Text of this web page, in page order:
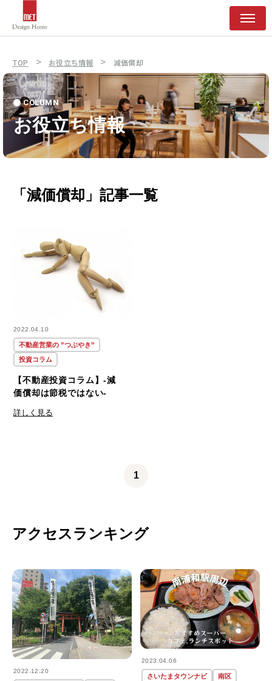
TOP > お役立ち情報 > 減価償却
COLUMN
お役立ち情報
「減価償却」記事一覧
2022.04.10
不動産営業の ”つぶやき”
投資コラム
【不動産投資コラム】-減
価償却は節税ではない-
詳しく見る
1
アクセスランキング
2022.12.20
2023.04.06
さいたまタウンナビ 南区